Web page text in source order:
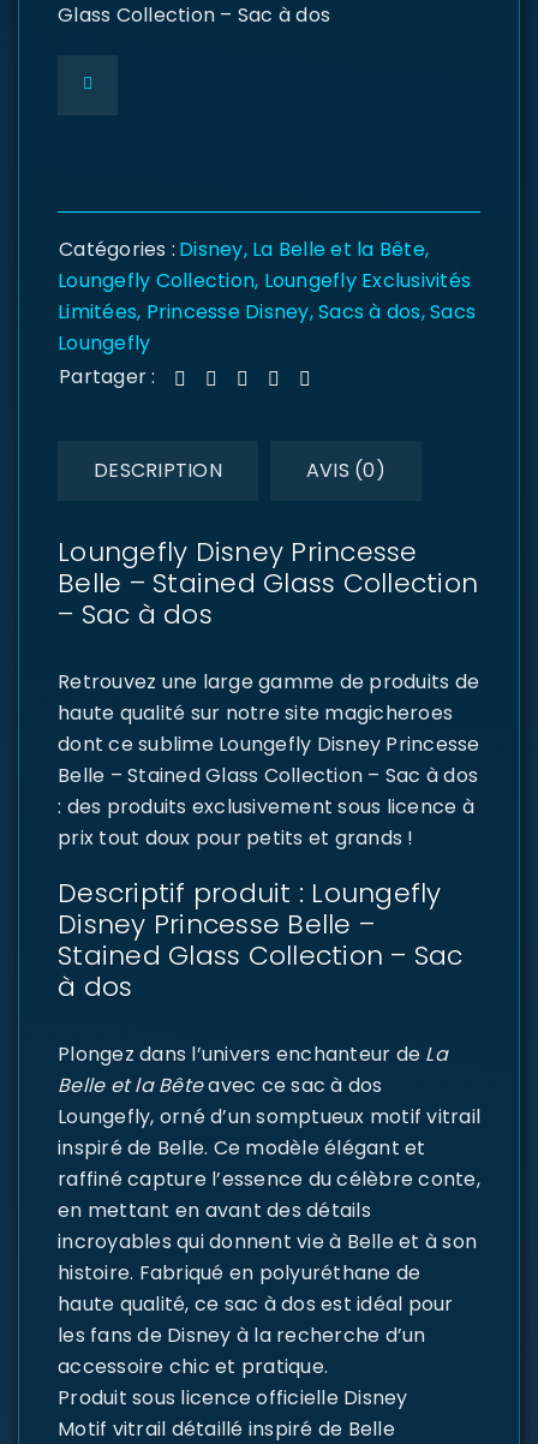
Glass Collection – Sac à dos
Catégories : Disney, La Belle et la Bête,
Loungefly Collection, Loungefly Exclusivités
Limitées, Princesse Disney,Sacs à dos,Sacs
Loungefly
Partager :
DESCRIPTION AVIS (0)
Loungefly Disney Princesse
Belle – Stained Glass Collection
– Sac à dos
Retrouvez une large gamme de produits de
haute qualité sur notre site magicheroes
dont ce sublime Loungefly Disney Princesse
Belle – Stained Glass Collection – Sac à dos
: des produits exclusivement sous licence à
prix tout doux pour petits et grands !
Descriptif produit : Loungefly
Disney Princesse Belle –
Stained Glass Collection – Sac
à dos
Plongez dans l’univers enchanteur de La
Belle et la Bêteavec ce sac à dos
Loungefly, orné d’un somptueux motif vitrail
inspiré de Belle. Ce modèle élégant et
raffiné capture l’essence du célèbre conte,
en mettant en avant des détails
incroyables qui donnent vie à Belle et à son
histoire. Fabriqué en polyuréthane de
haute qualité, ce sac à dos est idéal pour
les fans de Disney à la recherche d’un
accessoire chic et pratique.
Produit sous licence officielle Disney
Motif vitrail détaillé inspiré de Belle